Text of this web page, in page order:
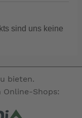
alle Motoren
sind uns keine
bieten.
Online-Shops: